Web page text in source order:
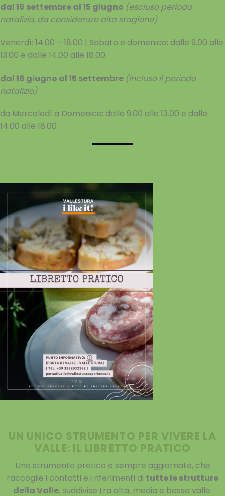
dal 16 settembre al 15 giugno (escluso periodo
natalizio, da considerare alta stagione)
Venerdì: 14.00 – 18.00 | Sabato e domenica: dalle 9.00 alle
13.00 e dalle 14.00 alle 18.00
dal 16 giugno al 15 settembre (incluso il periodo
natalizio)
da Mercoledì a Domenica: dalle 9.00 alle 13.00 e dalle
14.00 alle 18.00
UN UNICO STRUMENTO PER VIVERE LA
VALLE: IL LIBRETTO PRATICO
Uno strumento pratico e sempre aggiornato, che
raccoglie i contatti e i riferimenti di tutte le strutture
della Valle, suddivise tra alta, media e bassa valle.